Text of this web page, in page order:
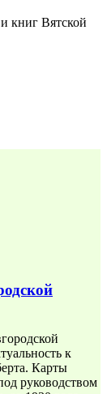
и книг Вятской
к
Карты
руководством